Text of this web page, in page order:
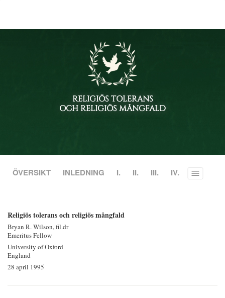
RELIGIÖS TOLERANS
OCH RELIGIÖS MÅNGFALD
ÖVERSIKT INLEDNING I. II. III. IV. Toggle
Religiös tolerans och religiös mångfald
Bryan R. Wilson, fil.dr
Emeritus Fellow
University of Oxford
England
28 april 1995